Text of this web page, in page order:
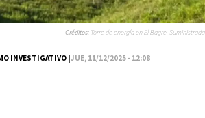
INVESTIGATIVO |JUE, 11/12/2025 - 12:08
Créditos: Torre de energía en El Bagre. Suministrada